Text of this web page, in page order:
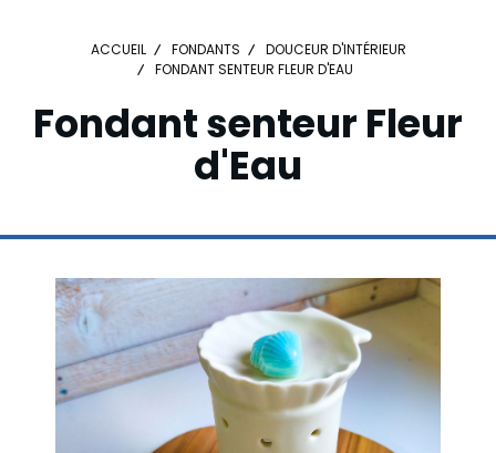
ACCUEIL FONDANTS
DOUCEUR D'INTÉRIEUR
FONDANT SENTEUR FLEUR D'EAU
Fondant senteur Fleur
d'Eau